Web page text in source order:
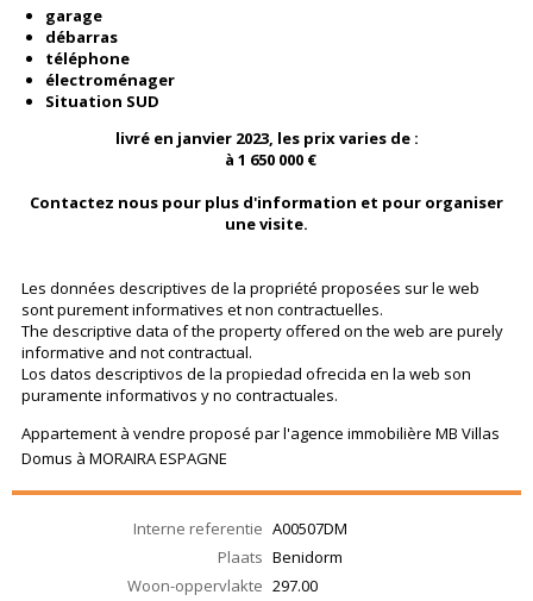
garage
débarras
téléphone
électroménager
Situation SUD
livré en janvier 2023, les prix varies de :
à 1 650 000 €
Contactez nous pour plus d'information et pour organiser
une visite.
Les données descriptives de la propriété proposées sur le web
sont purement informatives et non contractuelles.
The descriptive data of the property offered on the web are purely
informative and not contractual.
Los datos descriptivos de la propiedad ofrecida en la web son
puramente informativos y no contractuales.
Appartement à vendre proposé par l'agence immobilière MB Villas
Domus à MORAIRA ESPAGNE
Interne referentie A00507DM
Plaats Benidorm
Woon-oppervlakte 297.00